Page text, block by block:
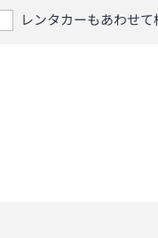
レンタカーもあわせて